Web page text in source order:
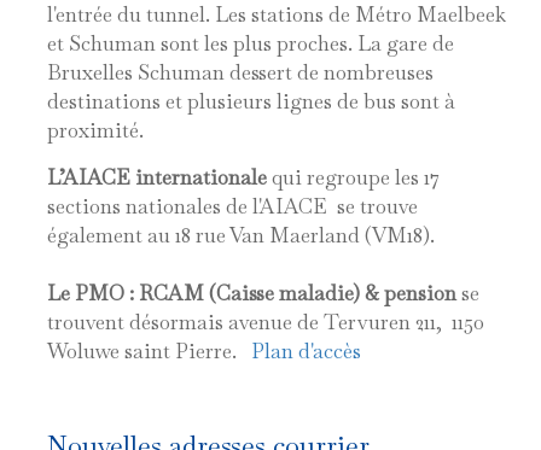
l'entrée du tunnel. Les stations de Métro Maelbeek
et Schuman sont les plus proches. La gare de
Bruxelles Schuman dessert de nombreuses
destinations et plusieurs lignes de bus sont à
proximité.
L’AIACE internationalequi regroupe les 17
sections nationales de l'AIACE se trouve
également au 18 rue Van Maerland (VM18).
Le PMO : RCAM (Caisse maladie) & pensionse
trouvent désormais avenue de Tervuren 211, 1150
Woluwe saint Pierre. Plan d'accès